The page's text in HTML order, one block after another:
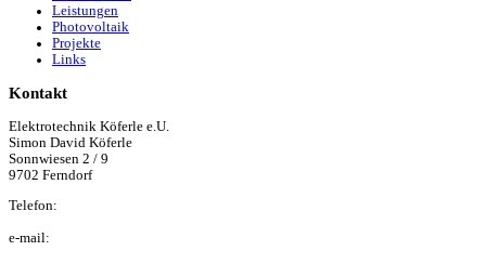
Leistungen
Photovoltaik
Projekte
Links
Kontakt
Elektrotechnik Köferle e.U.
Simon David Köferle
Sonnwiesen 2 / 9
9702 Ferndorf
Telefon:
e-mail: